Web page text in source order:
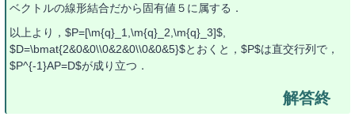
ベクトルの線形結合だから固有値５に属する．
以上より，$P=[\m{q}_1,\m{q}_2,\m{q}_3]$,
$D=\bmat{2&0&0\\0&2&0\\0&0&5}$とおくと，$P$は直交行列で，
$P^{-1}AP=D$が成り立つ．